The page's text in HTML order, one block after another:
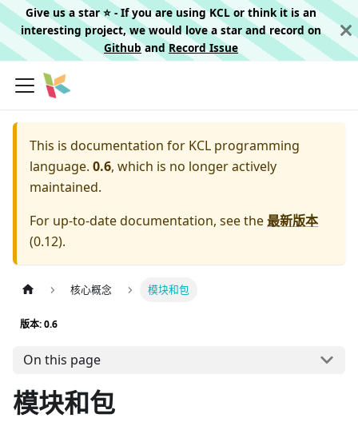
Give us a star ⭐️ - If you are using KCL or think it is an
interesting project, we would love a star and record on
Githuband Record Issue
This is documentation for KCL programming
language. 0.6, which is no longer actively
maintained.
For up-to-date documentation, see the最新版本
(0.12).
核心概念 模块和包
版本: 0.6
On this page
模块和包